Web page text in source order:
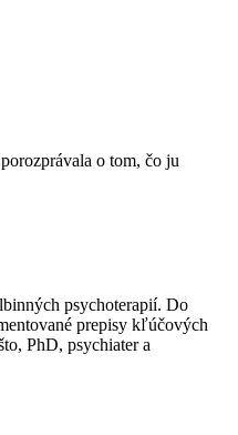
o tom, čo ju
psychoterapií. Do
prepisy kľúčových
PhD, psychiater a